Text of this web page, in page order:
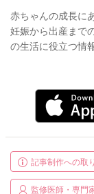
赤ちゃんの成長に
妊娠から出産まで
の生活に役立つ情
記事制作への取
監修医師・専門